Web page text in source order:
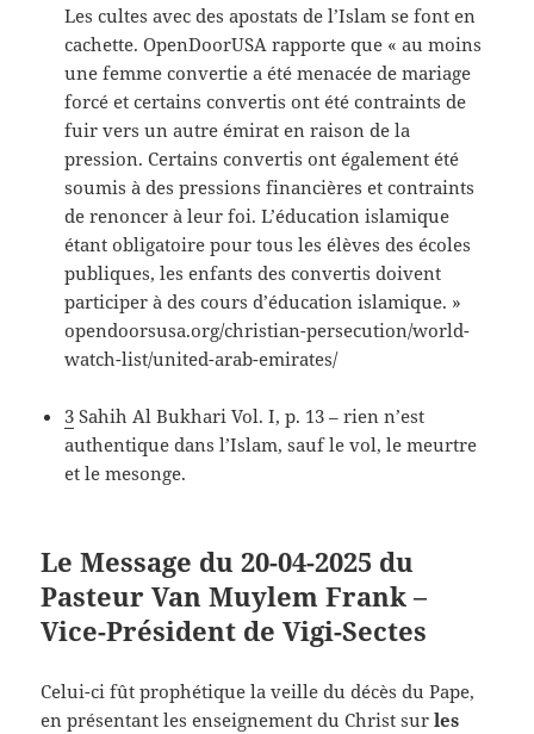
Les cultes avec des apostats de l’Islam se font en
cachette. OpenDoorUSA rapporte que « au moins
une femme convertie a été menacée de mariage
forcé et certains convertis ont été contraints de
fuir vers un autre émirat en raison de la
pression. Certains convertis ont également été
soumis à des pressions financières et contraints
de renoncer à leur foi. L’éducation islamique
étant obligatoire pour tous les élèves des écoles
publiques, les enfants des convertis doivent
participer à des cours d’éducation islamique. »
opendoorsusa.org/christian-persecution/world-
watch-list/united-arab-emirates/
3 Sahih Al Bukhari Vol. I, p. 13 – rien n’est
authentique dans l’Islam, sauf le vol, le meurtre
et le mesonge.
Le Message du 20-04-2025 du
Pasteur Van Muylem Frank –
Vice-Président de Vigi-Sectes
Celui-ci fût prophétique la veille du décès du Pape,
en présentant les enseignement du Christ surles